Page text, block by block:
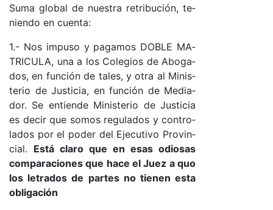
Su­ma glo­bal de nues­tra re­tri­bu­ció­n, te­
nien­do en cuen­ta:
1.- Nos im­pu­so y pa­ga­mos DO­BLE MA­
TRI­CU­LA, una a los Co­le­gios de Abo­ga­
do­s, en fun­ción de ta­le­s, y otra al Mi­nis­
te­rio de Jus­ti­cia, en fun­ción de Me­dia­
do­r. Se en­tien­de Mi­nis­te­rio de Jus­ti­cia
es de­cir que so­mos re­gu­la­dos y con­tro­
la­dos por el po­der del Eje­cu­ti­vo Pro­vin­
cia­l. Es­tá cla­ro que en esas odio­sas
com­pa­ra­cio­nes que ha­ce el Juez a quo
los le­tra­dos de par­tes no tie­nen es­ta
obli­ga­ción